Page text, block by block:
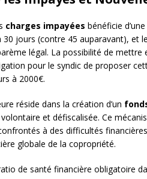
charges impayées bénéficie
jours (contre 45 auparavant), et
légal. La possibilité de mettre
pour le syndic de proposer
à 2000€.
réside dans la création d’un
et défiscalisée. Ce
à des difficultés
globale de la copropriété.
de santé financière obligatoire